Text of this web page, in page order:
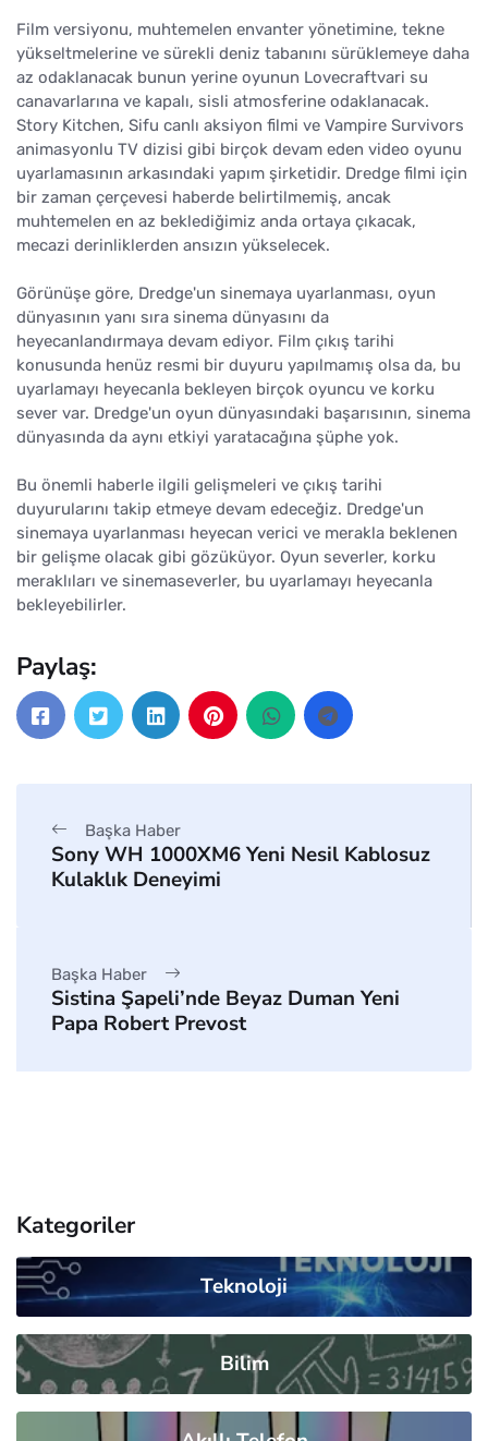
Film versiyonu, muhtemelen envanter yönetimine, tekne
yükseltmelerine ve sürekli deniz tabanını sürüklemeye daha
az odaklanacak bunun yerine oyunun Lovecraftvari su
canavarlarına ve kapalı, sisli atmosferine odaklanacak.
Story Kitchen, Sifu canlı aksiyon filmi ve Vampire Survivors
animasyonlu TV dizisi gibi birçok devam eden video oyunu
uyarlamasının arkasındaki yapım şirketidir. Dredge filmi için
bir zaman çerçevesi haberde belirtilmemiş, ancak
muhtemelen en az beklediğimiz anda ortaya çıkacak,
mecazi derinliklerden ansızın yükselecek.
Görünüşe göre, Dredge'un sinemaya uyarlanması, oyun
dünyasının yanı sıra sinema dünyasını da
heyecanlandırmaya devam ediyor. Film çıkış tarihi
konusunda henüz resmi bir duyuru yapılmamış olsa da, bu
uyarlamayı heyecanla bekleyen birçok oyuncu ve korku
sever var. Dredge'un oyun dünyasındaki başarısının, sinema
dünyasında da aynı etkiyi yaratacağına şüphe yok.
Bu önemli haberle ilgili gelişmeleri ve çıkış tarihi
duyurularını takip etmeye devam edeceğiz. Dredge'un
sinemaya uyarlanması heyecan verici ve merakla beklenen
bir gelişme olacak gibi gözüküyor. Oyun severler, korku
meraklıları ve sinemaseverler, bu uyarlamayı heyecanla
bekleyebilirler.
Paylaş:
Başka Haber
Sony WH 1000XM6 Yeni Nesil Kablosuz
Kulaklık Deneyimi
Başka Haber
Sistina Şapeli’nde Beyaz Duman Yeni
Papa Robert Prevost
Kategoriler
Teknoloji
Bilim